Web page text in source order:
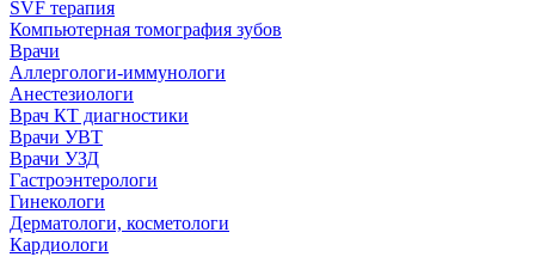
SVF терапия
Компьютерная томография зубов
Врачи
Аллергологи-иммунологи
Анестезиологи
Врач КТ диагностики
Врачи УВТ
Врачи УЗД
Гастроэнтерологи
Гинекологи
Дерматологи, косметологи
Кардиологи